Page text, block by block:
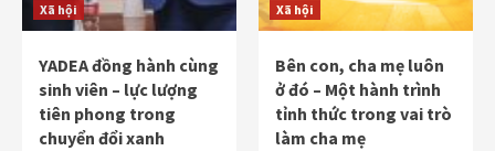
Xã hội
YADEA đồng hành cùng
sinh viên – lực lượng
tiên phong trong
chuyển đổi xanh
Xã hội
Bên con, cha mẹ luôn
ở đó – Một hành trình
tỉnh thức trong vai trò
làm cha mẹ